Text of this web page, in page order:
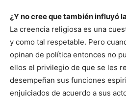
¿Y no cree que también influyó
La creencia religiosa es una
y como tal respetable. Pero
opinan de política entonces no
ellos el privilegio de que se les
desempeñan sus funciones
enjuiciados de acuerdo a sus